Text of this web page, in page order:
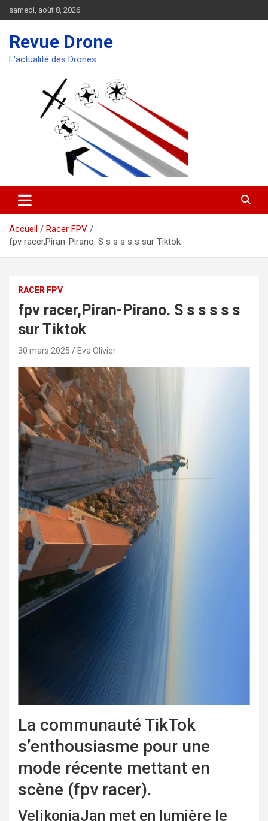
au
samedi, août 8, 2026
Revue Drone
L'actualité des Drones
Accueil
Racer FPV
fpv racer,Piran-Pirano. S s s s s s sur Tiktok
RACER FPV
fpv racer,Piran-Pirano. S s s s s s
sur Tiktok
30 mars 2025 Eva Olivier
La communauté TikTok
s’enthousiasme pour une
mode récente mettant en
scène (fpv racer).
VelikonjaJan met en lumière le